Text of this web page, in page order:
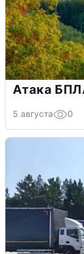
Атака
5 августа 0